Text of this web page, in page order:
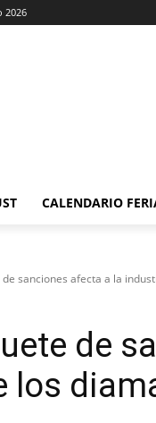
2026
CALENDARIO
sanciones afecta a la
de
los